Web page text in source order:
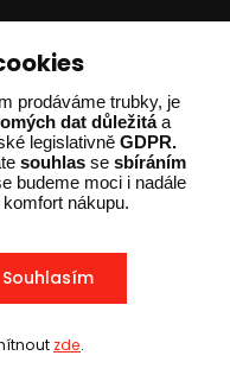
nákupu nad 10 000 Kč
vyhrazena. Design od
rychle.cz
prodáváme trubky, je
dat důležitáa
legislativně GDPR.
souhlas se sbíráním
budeme moci i nadále
nákupu.
Souhlasím
zde.